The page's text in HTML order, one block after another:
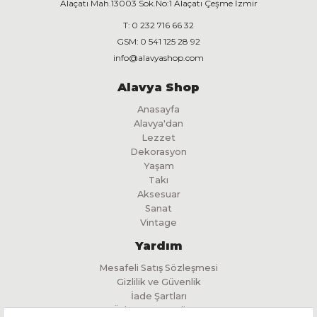
Alaçatı Mah.13003 Sok.No:1 Alaçatı Çeşme İzmir
T: 0 232 716 66 32
GSM: 0 541 125 28 92
info@alavyashop.com
Alavya Shop
Anasayfa
Alavya'dan
Lezzet
Dekorasyon
Yaşam
Takı
Aksesuar
Sanat
Vintage
Yardım
Mesafeli Satış Sözleşmesi
Gizlilik ve Güvenlik
İade Şartları
Ödeme ve Teslimat